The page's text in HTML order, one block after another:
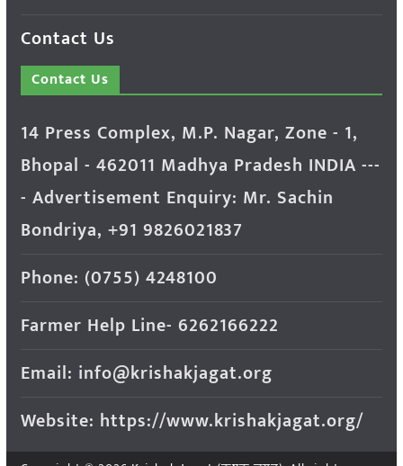
Contact Us
Contact Us
14 Press Complex, M.P. Nagar, Zone - 1,
Bhopal - 462011 Madhya Pradesh INDIA ---
- Advertisement Enquiry: Mr. Sachin
Bondriya, +91 9826021837
Phone: (0755) 4248100
Farmer Help Line- 6262166222
Email: info@krishakjagat.org
Website: https://www.krishakjagat.org/